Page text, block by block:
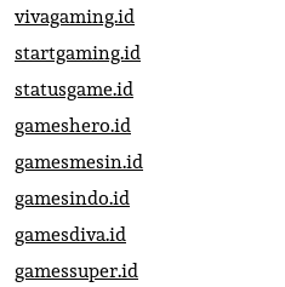
vivagaming.id
startgaming.id
statusgame.id
gameshero.id
gamesmesin.id
gamesindo.id
gamesdiva.id
gamessuper.id